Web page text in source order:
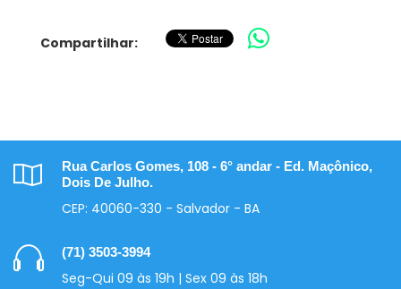
Compartilhar:
Rua Carlos Gomes, 108 - 6° andar - Ed. Maçônico,
Dois De Julho.
CEP: 40060-330 - Salvador - BA
(71) 3503-3994
Seg-Qui 09 às 19h | Sex 09 às 18h